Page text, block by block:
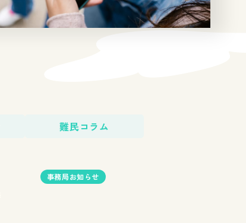
難民コラム
事務局お知らせ